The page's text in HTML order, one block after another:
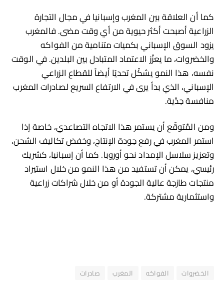
كما أن العلاقة بين المغرب وإسبانيا في مجال التجارة
الزراعية أصبحت أكثر حيوية من أي وقت مضى. فالمغرب
يزود السوق الإسباني بكميات متنامية من الفواكه
والخضروات، ما يعزّز الاعتماد المتبادل بين البلدين. في الوقت
نفسه، هذا النمو يشكّل تحديًا أيضاً للقطاع الزراعي
الإسباني، الذي بدأ يرى في الارتفاع السريع لصادرات المغرب
منافسة جدّية.
ومن المُتوقّع أن يستمر هذا الاتجاه التصاعدي، خاصة إذا
استمر المغرب في رفع جودة الإنتاج، وخفض تكاليف الشحن،
وتعزيز سلاسل الإمداد نحو أوروبا. كما أن إسبانيا، كشريك
رئيسي، يمكن أن تستفيد من هذا النمو من خلال استيراد
منتجات طازجة عالية الجودة أو من خلال شراكات زراعية
واستثمارية مشتركة.
الخضروات الفواكه المغرب صادرات